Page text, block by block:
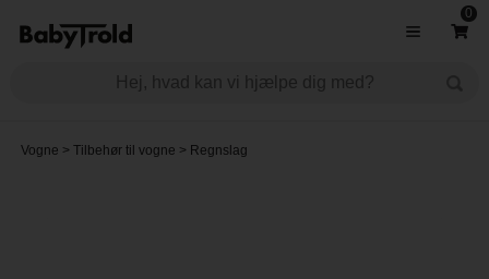
0
Vogne > Tilbehør til vogne > Regnslag